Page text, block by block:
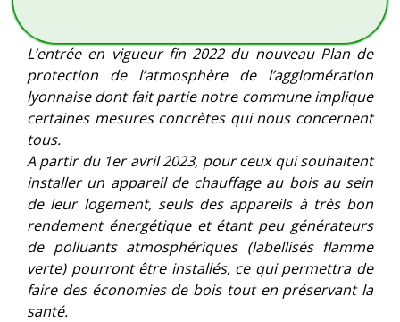
L’entrée en vigueur fin 2022 du nouveau Plan de
protection de l’atmosphère de l’agglomération
lyonnaise dont fait partie notre commune implique
certaines mesures concrètes qui nous concernent
tous.
A partir du 1er avril 2023, pour ceux qui souhaitent
installer un appareil de chauffage au bois au sein
de leur logement, seuls des appareils à très bon
rendement énergétique et étant peu générateurs
de polluants atmosphériques (labellisés flamme
verte) pourront être installés, ce qui permettra de
faire des économies de bois tout en préservant la
santé.